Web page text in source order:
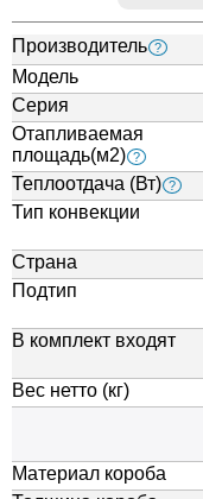
Производитель ?
Модель
Серия
Отапливаемая
площадь(м2) ?
Теплоотдача (Вт) ?
Тип конвекции
Страна
Подтип
В комплект входят
Вес нетто (кг)
Материал короба